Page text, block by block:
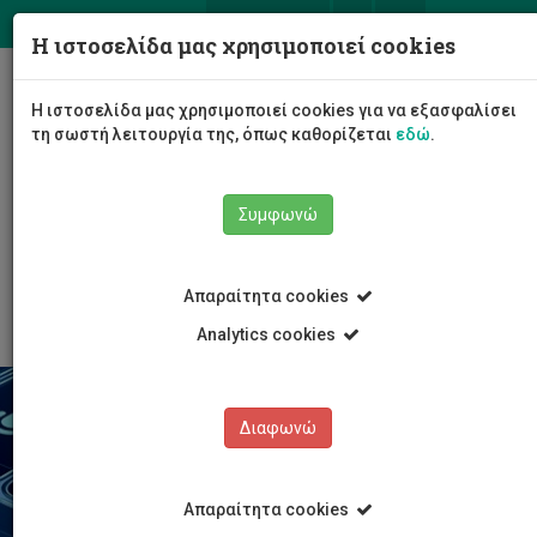
Σχολή Επικοινωνίας και Μέσων Ενημέρωσης
Νέα-Ανακοινώσεις
Η ιστοσελίδα μας χρησιμοποιεί cookies
Η ιστοσελίδα μας χρησιμοποιεί cookies για να εξασφαλίσει
τη σωστή λειτουργία της, όπως καθορίζεται εδώ.
Συμφωνώ
Απαραίτητα cookies
Analytics cookies
Διαφωνώ
Απαραίτητα cookies